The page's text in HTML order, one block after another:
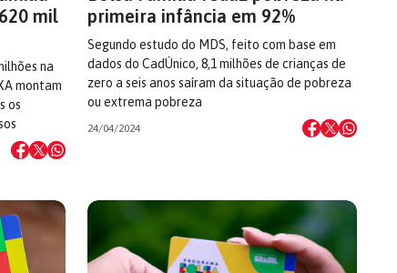
mil
na
montam
os
primeira infância em 92%
Segundo estudo do MDS, feito com base em
dados do CadÚnico, 8,1 milhões de crianças de
zero a seis anos saíram da situação de pobreza
ou extrema pobreza
24/04/2024